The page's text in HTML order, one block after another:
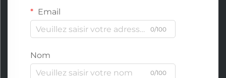
Email
0/100
Nom
0/100